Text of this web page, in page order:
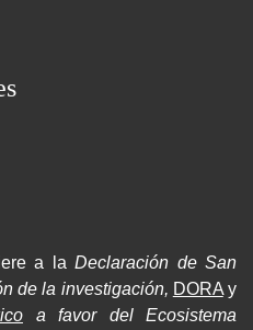
a laDeclaración de San
de la investigación, DORAy
a favor del Ecosistema